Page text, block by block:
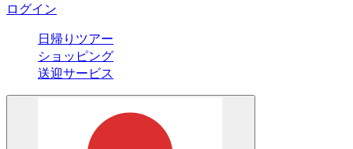
ログイン
日帰りツアー
ショッピング
送迎サービス